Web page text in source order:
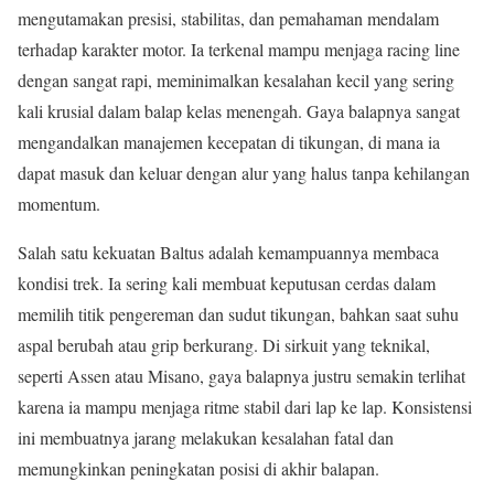
mengutamakan presisi, stabilitas, dan pemahaman mendalam
terhadap karakter motor. Ia terkenal mampu menjaga racing line
dengan sangat rapi, meminimalkan kesalahan kecil yang sering
kali krusial dalam balap kelas menengah. Gaya balapnya sangat
mengandalkan manajemen kecepatan di tikungan, di mana ia
dapat masuk dan keluar dengan alur yang halus tanpa kehilangan
momentum.
Salah satu kekuatan Baltus adalah kemampuannya membaca
kondisi trek. Ia sering kali membuat keputusan cerdas dalam
memilih titik pengereman dan sudut tikungan, bahkan saat suhu
aspal berubah atau grip berkurang. Di sirkuit yang teknikal,
seperti Assen atau Misano, gaya balapnya justru semakin terlihat
karena ia mampu menjaga ritme stabil dari lap ke lap. Konsistensi
ini membuatnya jarang melakukan kesalahan fatal dan
memungkinkan peningkatan posisi di akhir balapan.